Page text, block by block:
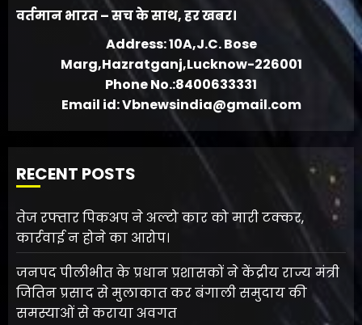
वर्तमान भारत – सच के साथ, हर खबर।
Address: 10A,J.C. Bose
Marg,Hazratganj,Lucknow-226001
Phone No.:8400633331
Email id: Vbnewsindia@gmail.com
RECENT POSTS
तेज रफ्तार पिकअप ने अल्टो कार को मारी टक्कर,
कार्रवाई न होने का आरोप।
जनपद पीलीभीत के प्रधान प्रशासकों ने केंद्रीय राज्य मंत्री
जितिन प्रसाद से मुलाकात कर बंगाली समुदाय की
समस्याओं से कराया अवगत